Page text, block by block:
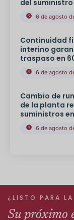
del
6 de agosto
Continuidad
interino
traspaso en
6 de agosto
Cambio de
de la planta
suministros
6 de agosto
¿LISTO PARA
Su próximo